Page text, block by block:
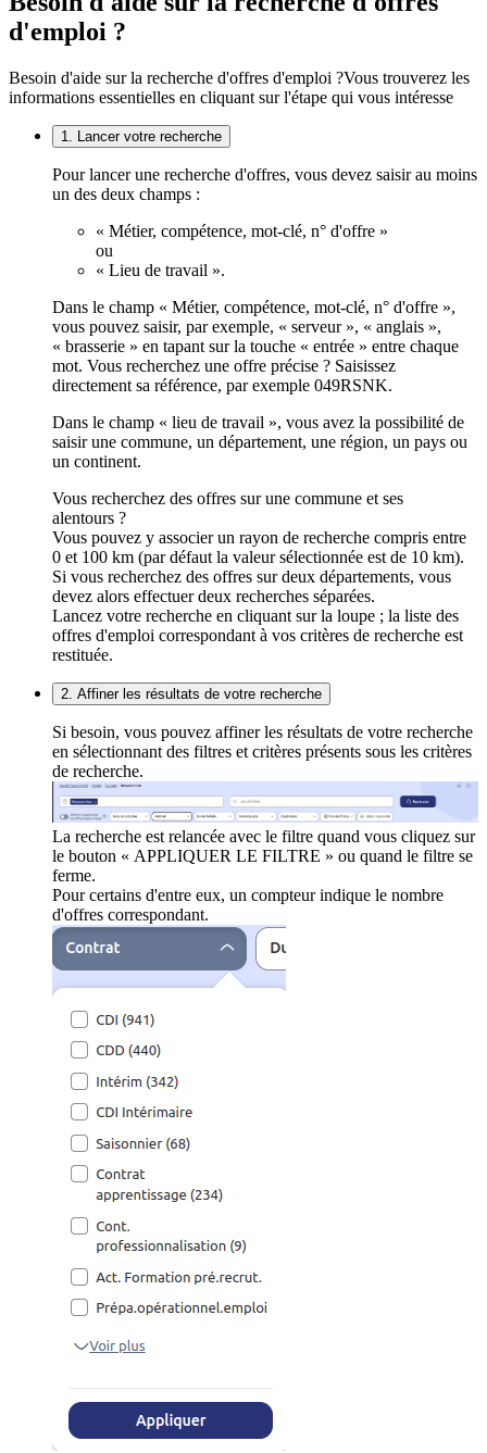
d'emploi ?
Besoin d'aide sur la recherche d'offres d'emploi ?Vous trouverez les
informations essentielles en cliquant sur l'étape qui vous intéresse
1. Lancer votre recherche
Pour lancer une recherche d'offres, vous devez saisir au moins
un des deux champs :
« Métier, compétence, mot-clé, n° d'offre »
ou
« Lieu de travail ».
Dans le champ « Métier, compétence, mot-clé, n° d'offre »,
vous pouvez saisir, par exemple, « serveur », « anglais »,
« brasserie » en tapant sur la touche « entrée » entre chaque
mot. Vous recherchez une offre précise ? Saisissez
directement sa référence, par exemple 049RSNK.
Dans le champ « lieu de travail », vous avez la possibilité de
saisir une commune, un département, une région, un pays ou
un continent.
Vous recherchez des offres sur une commune et ses
alentours ?
Vous pouvez y associer un rayon de recherche compris entre
0 et 100 km (par défaut la valeur sélectionnée est de 10 km).
Si vous recherchez des offres sur deux départements, vous
devez alors effectuer deux recherches séparées.
Lancez votre recherche en cliquant sur la loupe ; la liste des
offres d'emploi correspondant à vos critères de recherche est
restituée.
2. Affiner les résultats de votre recherche
Si besoin, vous pouvez affiner les résultats de votre recherche
en sélectionnant des filtres et critères présents sous les critères
de recherche.
La recherche est relancée avec le filtre quand vous cliquez sur
le bouton « APPLIQUER LE FILTRE » ou quand le filtre se
ferme.
Pour certains d'entre eux, un compteur indique le nombre
d'offres correspondant.